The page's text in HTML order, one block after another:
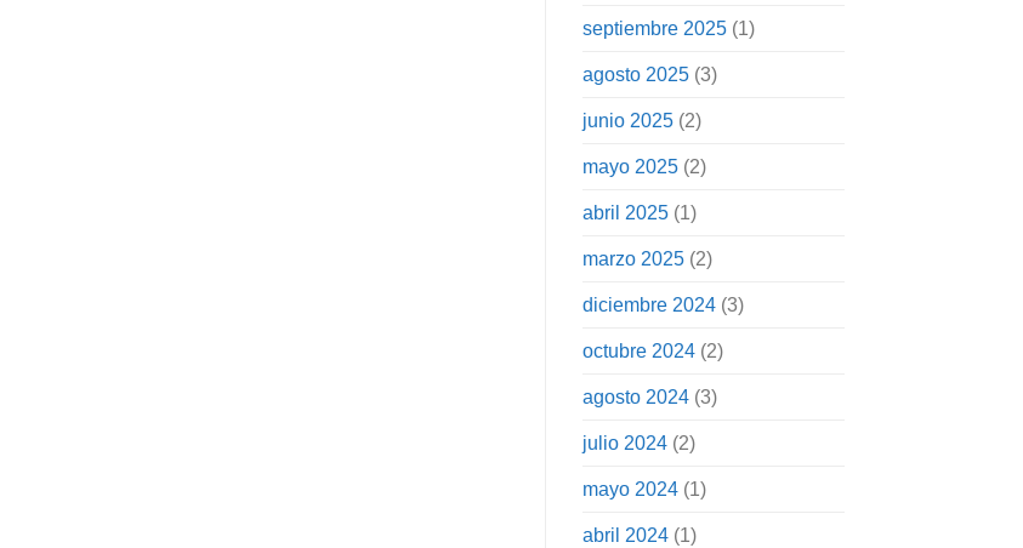
septiembre 2025(1)
agosto 2025(3)
junio 2025(2)
mayo 2025(2)
abril 2025(1)
marzo 2025(2)
diciembre 2024(3)
octubre 2024(2)
agosto 2024(3)
julio 2024(2)
mayo 2024(1)
abril 2024(1)